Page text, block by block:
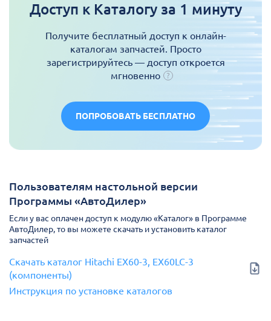
Доступ к Каталогу за 1 минуту
Получите бесплатный доступ к онлайн-
каталогам запчастей. Просто
зарегистрируйтесь — доступ откроется
мгновенно
ПОПРОБОВАТЬ БЕСПЛАТНО
Пользователям настольной версии
Программы «АвтоДилер»
Если у вас оплачен доступ к модулю «Каталог» в Программе
АвтоДилер, то вы можете скачать и установить каталог
запчастей
Скачать каталог Hitachi EX60-3, EX60LC-3
(компоненты)
Инструкция по установке каталогов